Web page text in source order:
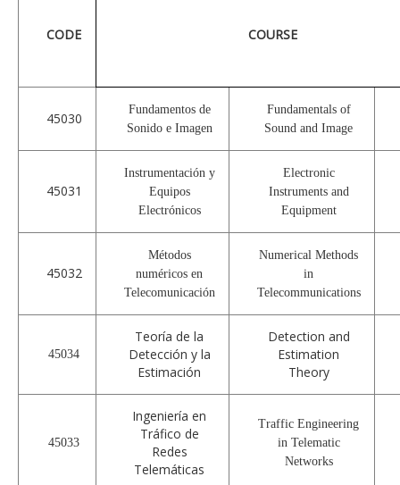
CODE COURSE
45030
Fundamentos de
Sonido e Imagen
Fundamentals of
Sound and Image
45031
Instrumentación y
Equipos
Electrónicos
Electronic
Instruments and
Equipment
45032
Métodos
numéricos en
Telecomunicación
Numerical Methods
in
Telecommunications
45034
Teoría de la
Detección y la
Estimación
Detection and
Estimation
Theory
45033
Ingeniería en
Tráfico de
Redes
Telemáticas
Traffic Engineering
in Telematic
Networks